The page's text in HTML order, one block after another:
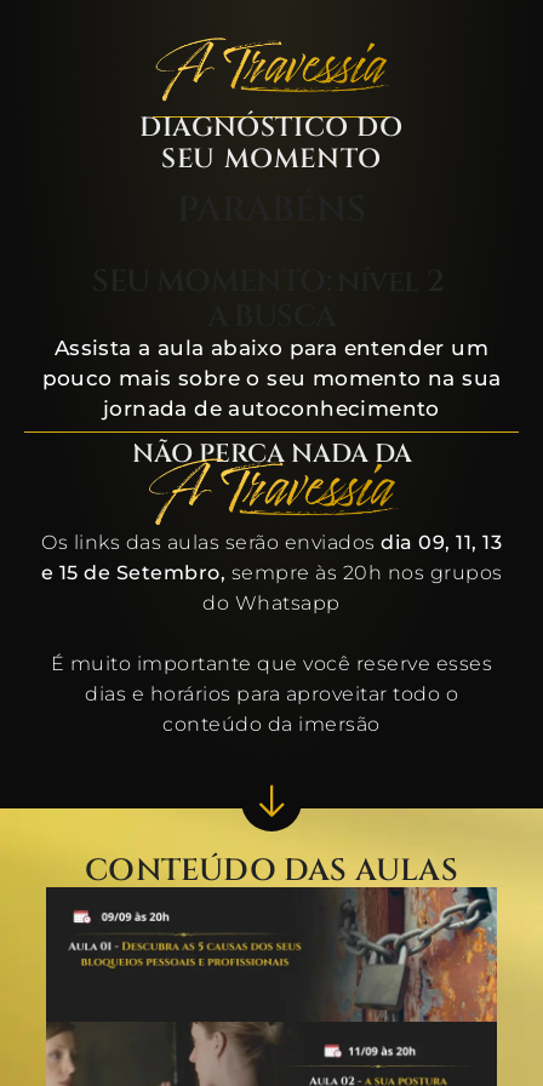
DIAGNÓSTICO DO
SEU MOMENTO
Assista a aula abaixo para entender um
pouco mais sobre o seu momento na sua
jornada de autoconhecimento
NÃO PERCA NADA DA
Os links das aulas serão enviados dia 09, 11, 13
e 15 de Setembro, sempre às 20h nos grupos
do Whatsapp
É muito importante que você reserve esses
dias e horários para aproveitar todo o
conteúdo da imersão
CONTEÚDO DAS AULAS